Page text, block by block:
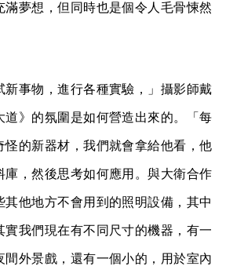
滿夢想，但同時也是個令人毛骨悚然
新事物，進行各種實驗，」攝影師戴
道》的氛圍是如何營造出來的。「每
怪的新器材，我們就會拿給他看，他
庫，然後思考如何應用。與大衛合作
其他地方不會用到的照明設備，其中
實我們現在有不同尺寸的機器，有一
間外景戲，還有一個小的，用於室內